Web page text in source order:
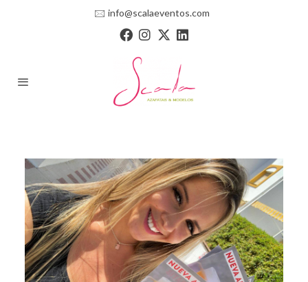
🖂 info@scalaeventos.com